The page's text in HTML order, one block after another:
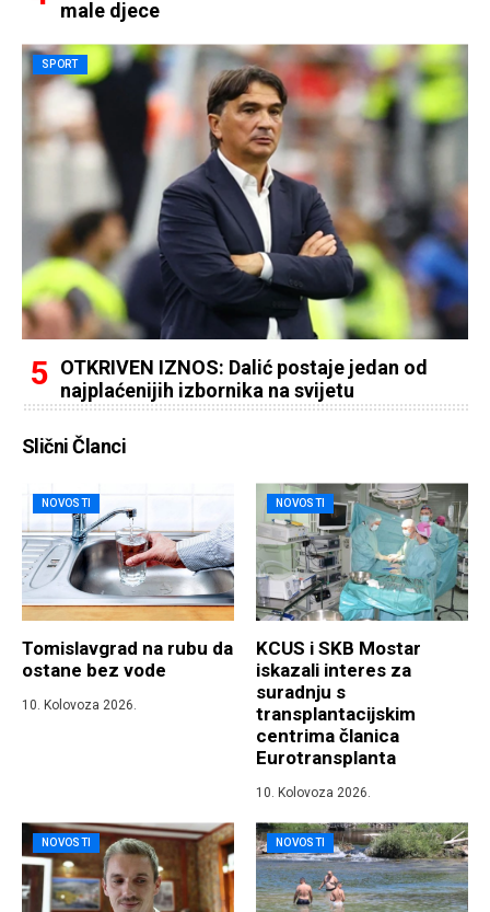
male djece
SPORT
OTKRIVEN IZNOS: Dalić postaje jedan od
najplaćenijih izbornika na svijetu
Slični Članci
NOVOSTI
Tomislavgrad na rubu da
ostane bez vode
10. Kolovoza 2026.
NOVOSTI
KCUS i SKB Mostar
iskazali interes za
suradnju s
transplantacijskim
centrima članica
Eurotransplanta
10. Kolovoza 2026.
NOVOSTI NOVOSTI